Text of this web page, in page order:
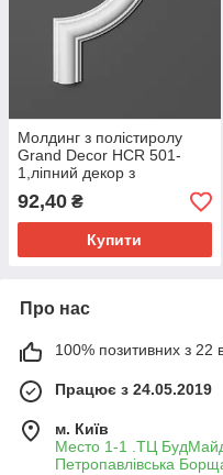
Молдинг з полістиролу
Grand Decor HCR 501-
1,ліпний декор з
92,40 ₴
Купити
Про нас
100% позитивних з 22
Працює з 24.05.2019
м. Київ
Место 1-1 .ТЦ
Петропавлівська